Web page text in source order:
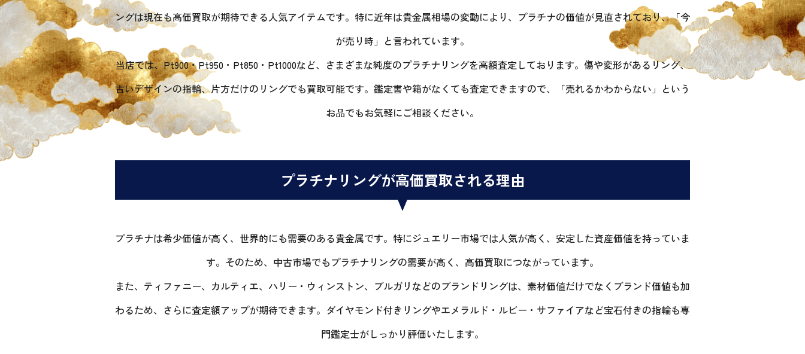
ングは現在も高価買取が期待できる人気アイテムです。特に近年は貴金属相場の変動により、プラチナの価値が見直されており、「今
が売り時」と言われています。
当店では、Pt900・Pt950・Pt850・Pt1000など、さまざまな純度のプラチナリングを高額査定しております。傷や変形があるリング、
古いデザインの指輪、片方だけのリングでも買取可能です。鑑定書や箱がなくても査定できますので、「売れるかわからない」という
お品でもお気軽にご相談ください。
プラチナリングが高価買取される理由
プラチナは希少価値が高く、世界的にも需要のある貴金属です。特にジュエリー市場では人気が高く、安定した資産価値を持っていま
す。そのため、中古市場でもプラチナリングの需要が高く、高価買取につながっています。
また、ティファニー、カルティエ、ハリー・ウィンストン、ブルガリなどのブランドリングは、素材価値だけでなくブランド価値も加
わるため、さらに査定額アップが期待できます。ダイヤモンド付きリングやエメラルド・ルビー・サファイアなど宝石付きの指輪も専
門鑑定士がしっかり評価いたします。